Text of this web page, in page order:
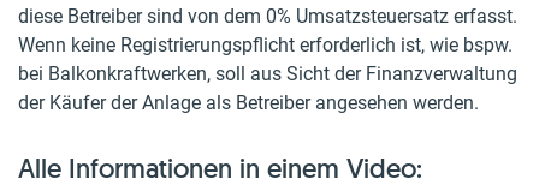
diese Betreiber sind von dem 0% Umsatzsteuersatz erfasst.
Wenn keine Registrierungspflicht erforderlich ist, wie bspw.
bei Balkonkraftwerken, soll aus Sicht der Finanzverwaltung
der Käufer der Anlage als Betreiber angesehen werden.
Alle Informationen in einem Video: